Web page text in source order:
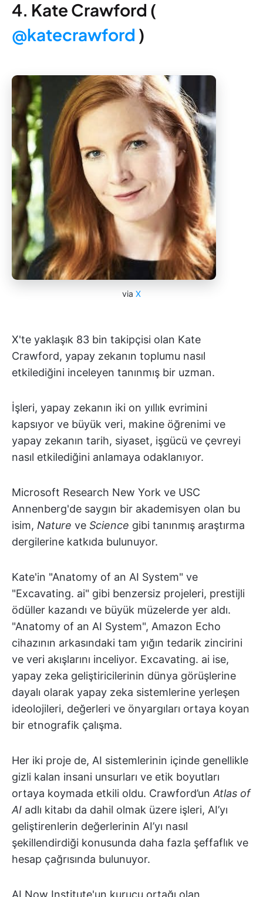
4. Kate Crawford (
@katecrawford )
via X
X'te yaklaşık 83 bin takipçisi olan Kate
Crawford, yapay zekanın toplumu nasıl
etkilediğini inceleyen tanınmış bir uzman.
İşleri, yapay zekanın iki on yıllık evrimini
kapsıyor ve büyük veri, makine öğrenimi ve
yapay zekanın tarih, siyaset, işgücü ve çevreyi
nasıl etkilediğini anlamaya odaklanıyor.
Microsoft Research New York ve USC
Annenberg'de saygın bir akademisyen olan bu
isim, Nature ve Science gibi tanınmış araştırma
dergilerine katkıda bulunuyor.
Kate'in "Anatomy of an AI System" ve
"Excavating. ai" gibi benzersiz projeleri, prestijli
ödüller kazandı ve büyük müzelerde yer aldı.
"Anatomy of an AI System", Amazon Echo
cihazının arkasındaki tam yığın tedarik zincirini
ve veri akışlarını inceliyor. Excavating. ai ise,
yapay zeka geliştiricilerinin dünya görüşlerine
dayalı olarak yapay zeka sistemlerine yerleşen
ideolojileri, değerleri ve önyargıları ortaya koyan
bir etnografik çalışma.
Her iki proje de, AI sistemlerinin içinde genellikle
gizli kalan insani unsurları ve etik boyutları
ortaya koymada etkili oldu. Crawford’un Atlas of
AI adlı kitabı da dahil olmak üzere işleri, AI’yı
geliştirenlerin değerlerinin AI’yı nasıl
şekillendirdiği konusunda daha fazla şeffaflık ve
hesap çağrısında bulunuyor.
AI Now Institute'un kurucu ortağı olan